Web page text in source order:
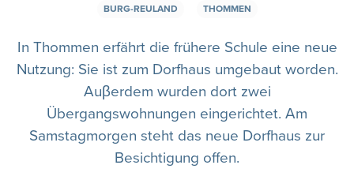
BURG-REULAND THOMMEN
In Thommen erfährt die frühere Schule eine neue
Nutzung: Sie ist zum Dorfhaus umgebaut worden.
Auβerdem wurden dort zwei
Übergangswohnungen eingerichtet. Am
Samstagmorgen steht das neue Dorfhaus zur
Besichtigung offen.